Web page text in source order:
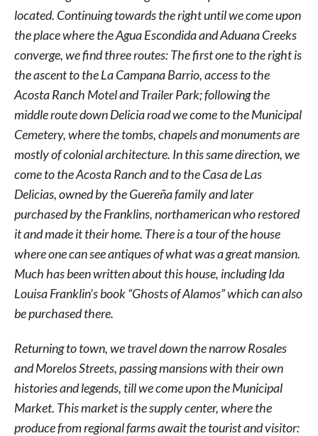
located. Continuing towards the right until we come upon
the place where the Agua Escondida and Aduana Creeks
converge, we find three routes: The first one to the right is
the ascent to the La Campana Barrio, access to the
Acosta Ranch Motel and Trailer Park; following the
middle route down Delicia road we come to the Municipal
Cemetery, where the tombs, chapels and monuments are
mostly of colonial architecture. In this same direction, we
come to the Acosta Ranch and to the Casa de Las
Delicias, owned by the Guereña family and later
purchased by the Franklins, northamerican who restored
it and made it their home. There is a tour of the house
where one can see antiques of what was a great mansion.
Much has been written about this house, including Ida
Louisa Franklin’s book “Ghosts of Alamos” which can also
be purchased there.
Returning to town, we travel down the narrow Rosales
and Morelos Streets, passing mansions with their own
histories and legends, till we come upon the Municipal
Market. This market is the supply center, where the
produce from regional farms await the tourist and visitor: